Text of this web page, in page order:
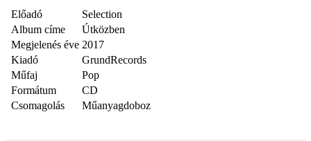
Előadó
Selection
Album címe
Útközben
Megjelenés éve 2017
Kiadó
GrundRecords
Műfaj
Pop
Formátum
CD
Csomagolás
Műanyagdoboz